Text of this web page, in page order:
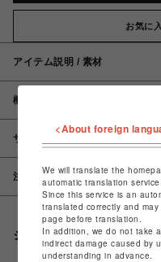
お気に
アイテム説明 / 素材
概要
サイズ
注意事項
シェアする
<About foreign
We will translate the
automatic translation service.
Since this service is an
translated correctly and
page before translation.
In addition, we do not take
indirect damage caused by
understanding in advance.